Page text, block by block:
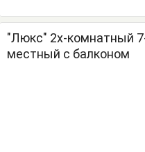
"Люкс" 2х-комнатный
местный с балконом